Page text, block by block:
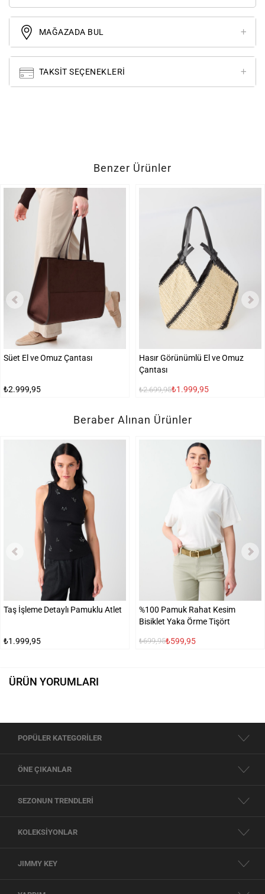
MAĞAZADA BUL
TAKSIT SEÇENEKLERI
Benzer Ürünler
Süet El ve Omuz Çantası
₺2.999,95
Hasır Görünümlü El ve Omuz
Çantası
₺2.699,95₺1.999,95
Beraber Alınan Ürünler
Taş İşleme Detaylı Pamuklu Atlet
₺1.999,95
%100 Pamuk Rahat Kesim
Bisiklet Yaka Örme Tişört
₺699,95₺599,95
ÜRÜN YORUMLARI
POPÜLER KATEGORİLER
ÖNE ÇIKANLAR
SEZONUN TRENDLERİ
KOLEKSİYONLAR
JIMMY KEY